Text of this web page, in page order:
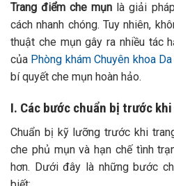
Trang điểm che mụn là giải
cách nhanh chóng. Tuy nhiên,
thuật che mụn gây ra nhiều tác
của Phòng khám Chuyên khoa
bí quyết che mụn hoàn hảo.
I. Các bước chuẩn bị trước
Chuẩn bị kỹ lưỡng trước khi
che phủ mụn và hạn chế tình
hơn. Dưới đây là những bước